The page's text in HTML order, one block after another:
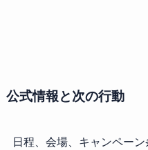
公式情報と次の行動
日程、会場、キャンペー